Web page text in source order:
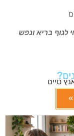
לגוף בריא ונפש
טיים
»